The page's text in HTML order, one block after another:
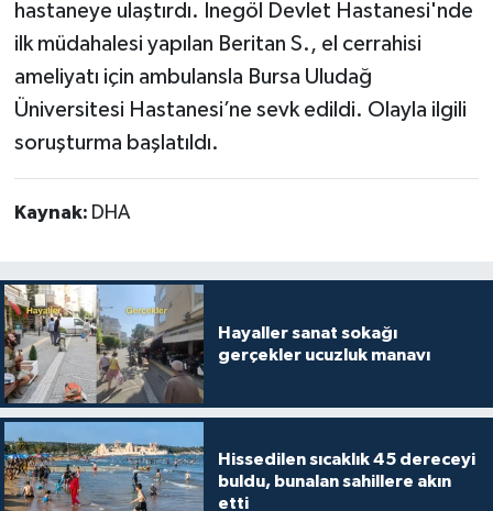
hastaneye ulaştırdı. İnegöl Devlet Hastanesi'nde
ilk müdahalesi yapılan Beritan S., el cerrahisi
ameliyatı için ambulansla Bursa Uludağ
Üniversitesi Hastanesi’ne sevk edildi. Olayla ilgili
soruşturma başlatıldı.
Kaynak: DHA
Hayaller sanat sokağı
gerçekler ucuzluk manavı
Hissedilen sıcaklık 45 dereceyi
buldu, bunalan sahillere akın
etti